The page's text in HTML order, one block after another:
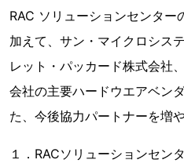
RAC ソリューションセンター
加えて、サン・マイクロシス
レット・パッカード株式会社
会社の主要ハードウエアベン
た、今後協力パートナーを増
１．RACソリューションセン